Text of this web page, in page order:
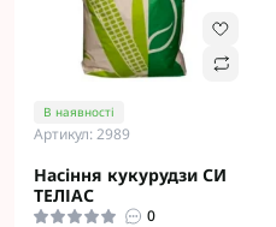
В наявності
Артикул: 2989
Насіння кукурудзи СИ
ТЕЛІАС
0